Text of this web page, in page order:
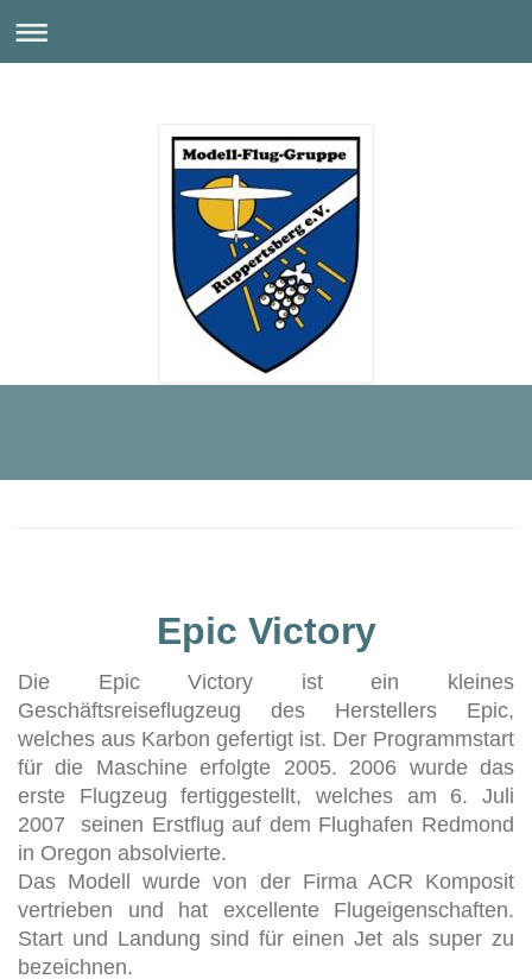
Epic Victory
Die Epic Victory ist ein kleines
Geschäftsreiseflugzeug des Herstellers Epic,
welches aus Karbon gefertigt ist. Der Programmstart
für die Maschine erfolgte 2005. 2006 wurde das
erste Flugzeug fertiggestellt, welches am 6. Juli
2007 seinen Erstflug auf dem Flughafen Redmond
in Oregon absolvierte.
Das Modell wurde von der Firma ACR Komposit
vertrieben und hat excellente Flugeigenschaften.
Start und Landung sind für einen Jet als super zu
bezeichnen.